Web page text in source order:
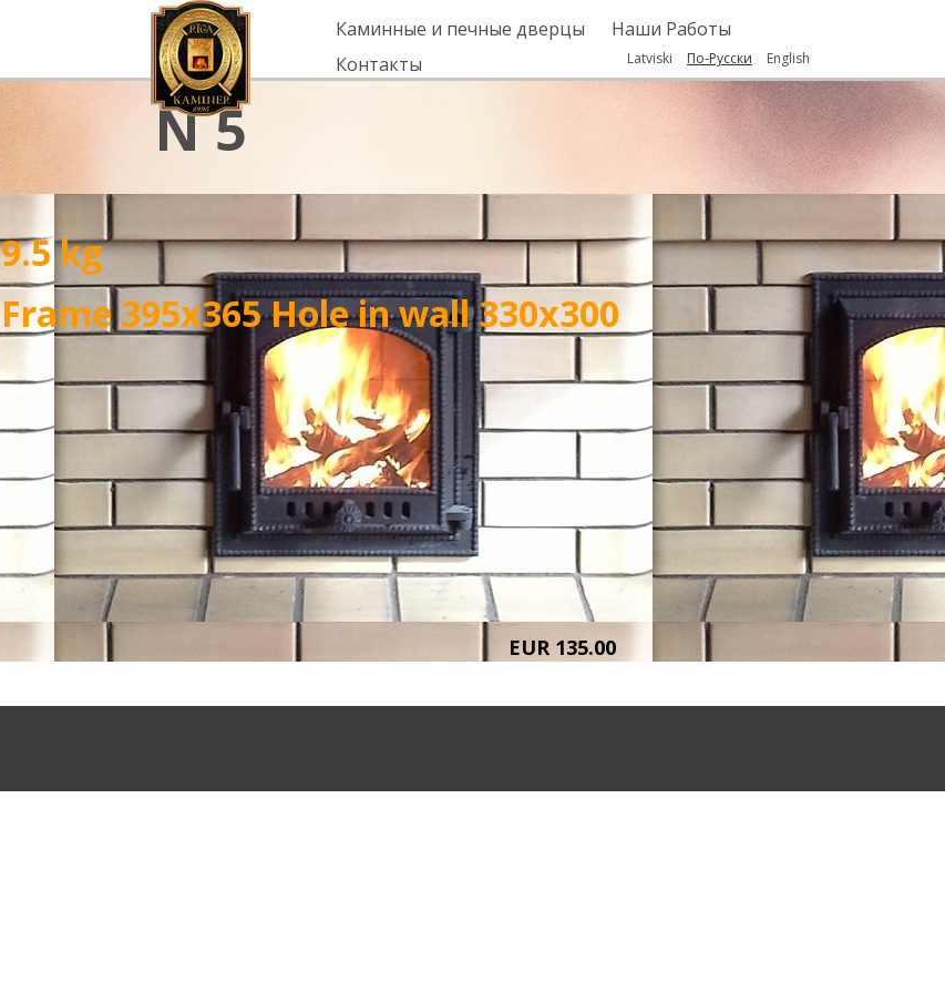
Каминные и печные дверцы
Наши Работы
Контакты
Latviski По-Русски English
N 5
9.5 kg
Frame 395x365 Hole in wall 330x300
EUR 135.00